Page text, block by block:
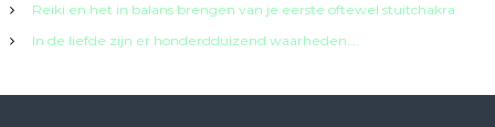
Reiki en het in balans brengen van je eerste oftewel stuitchakra
In de liefde zijn er honderdduizend waarheden….